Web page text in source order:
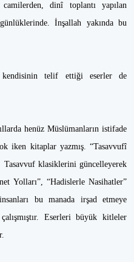
camilerden, dinî toplantı yapılan
İnşallah yakında bu
telif ettiği eserler de
henüz Müslümanların istifade
iken kitaplar yazmış. “Tasavvufî
klasiklerini güncelleyerek
Yolları”, “Hadislerle Nasihatler”
bu manada irşad etmeye
Eserleri büyük kitleler